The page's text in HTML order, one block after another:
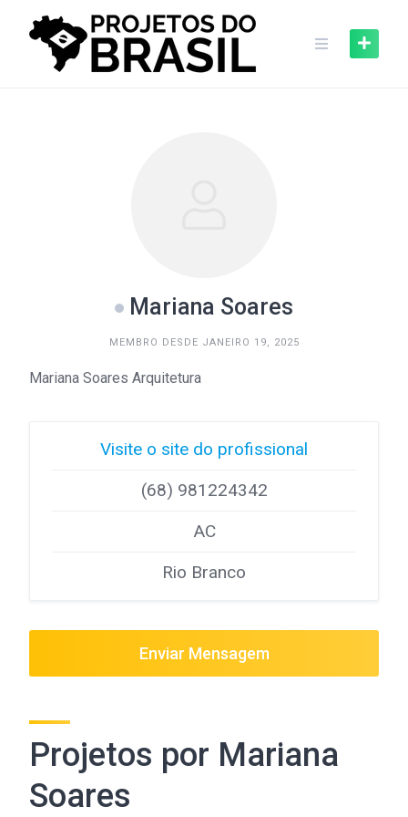
Mariana Soares
MEMBRO DESDE JANEIRO 19, 2025
Mariana Soares Arquitetura
Visite o site do profissional
(68) 981224342
AC
Rio Branco
Enviar Mensagem
Projetos por Mariana
Soares